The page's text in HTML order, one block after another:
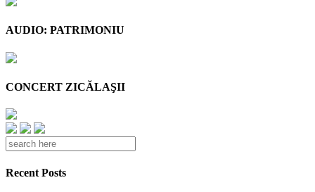
AUDIO: PATRIMONIU
CONCERT ZICĂLAŞII
Recent Posts